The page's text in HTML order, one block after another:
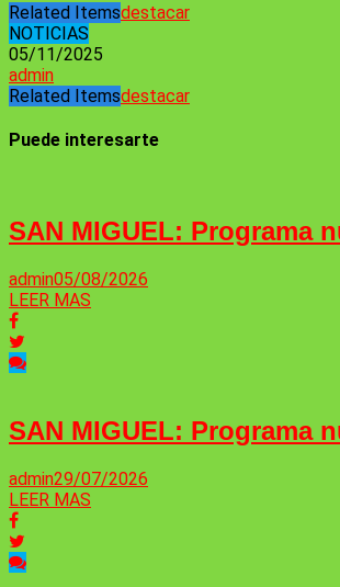
Related Itemsdestacar
NOTICIAS
05/11/2025
admin
Related Itemsdestacar
Puede interesarte
SAN MIGUEL: Programa
admin05/08/2026
LEER MAS
SAN MIGUEL: Programa
admin29/07/2026
LEER MAS